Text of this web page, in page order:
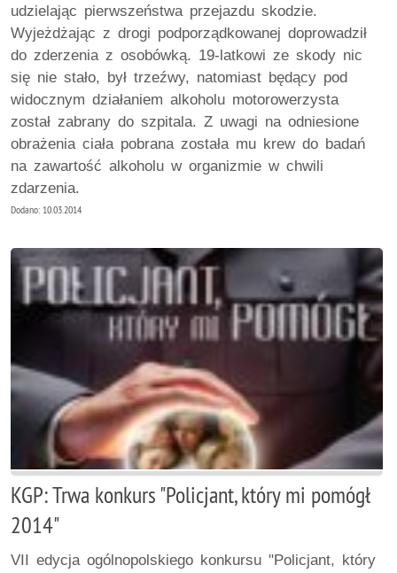
udzielając pierwszeństwa przejazdu skodzie.
Wyjeżdżając z drogi podporządkowanej doprowadził
do zderzenia z osobówką. 19-latkowi ze skody nic
się nie stało, był trzeźwy, natomiast będący pod
widocznym działaniem alkoholu motorowerzysta
został zabrany do szpitala. Z uwagi na odniesione
obrażenia ciała pobrana została mu krew do badań
na zawartość alkoholu w organizmie w chwili
zdarzenia.
Dodano: 10.03.2014
KGP: Trwa konkurs "Policjant, który mi pomógł
2014"
VII edycja ogólnopolskiego konkursu "Policjant, który